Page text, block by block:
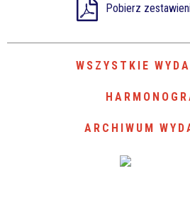
Pobierz
WSZYSTKIE
ARCHIWUM